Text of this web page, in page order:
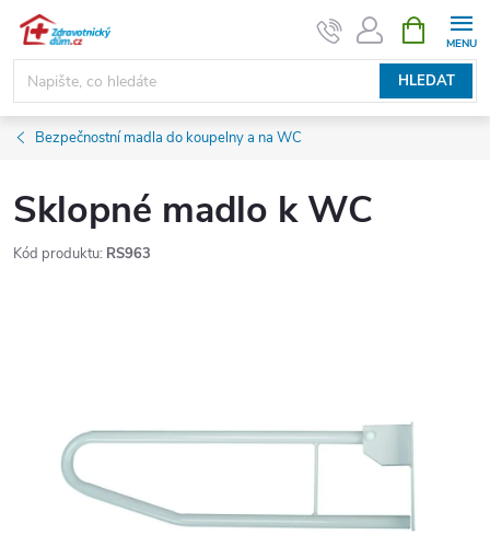
Přejít
obsah
HLEDAT
NÁKUPNÍ
KOŠÍK
Bezpečnostní madla do koupelny a na WC
Sklopné madlo k WC
Kód produktu: RS963